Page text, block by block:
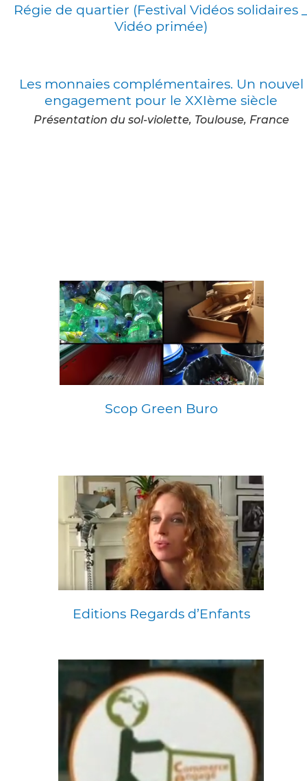
Régie de quartier (Festival Vidéos solidaires
Vidéo primée)
Les monnaies complémentaires. Un nouvel
engagement pour le XXIème siècle
Présentation du sol-violette, Toulouse, France
Scop Green Buro
Editions Regards d’Enfants